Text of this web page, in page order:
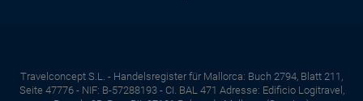
Travelconcept S.L. - Handelsregister für Mallorca: Buch 2794, Blatt 211,
Seite 47776 - NIF: B-57288193 - CI. BAL 471 Adresse: Edificio Logitravel,